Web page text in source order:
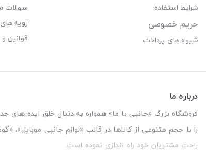
شرایط استفاده
حریم خصوصی
شیوه های پرداخت
سوالات
رویه های
قوانین
درباره ما
فروشگاه بزرگ «جانبی با ما» همواره به دنبال خلق ایده های
را با حجم متنوعی از کالاها در قالب «لوازم جانبی موبایل»،
راحت مشتریان خود راه اندازی نموده است.